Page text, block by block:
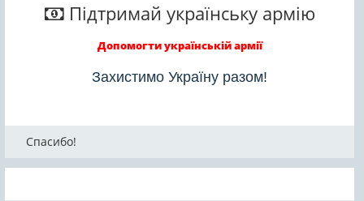
Підтримай українську армію
Допомогти українській армії
Захистимо Україну разом!
Спасибо!